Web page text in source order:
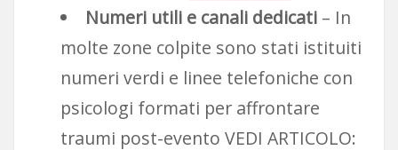
Numeri utili e canali dedicati– In
molte zone colpite sono stati istituiti
numeri verdi e linee telefoniche con
psicologi formati per affrontare
traumi post-evento VEDI ARTICOLO: